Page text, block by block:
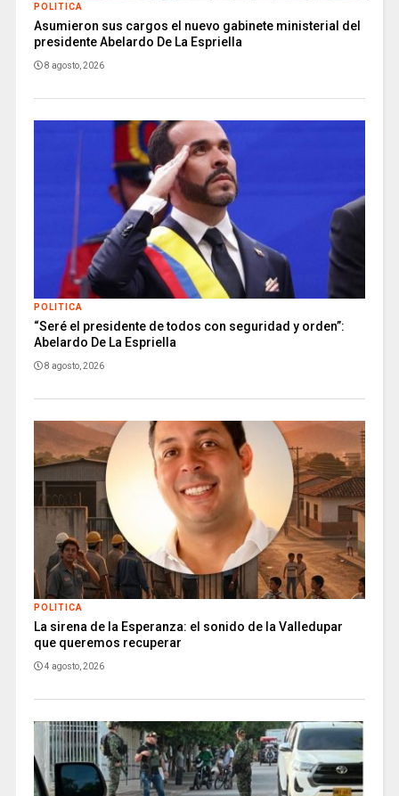
POLITICA
Asumieron sus cargos el nuevo gabinete ministerial del
presidente Abelardo De La Espriella
8 agosto, 2026
POLITICA
“Seré el presidente de todos con seguridad y orden”:
Abelardo De La Espriella
8 agosto, 2026
POLITICA
La sirena de la Esperanza: el sonido de la Valledupar
que queremos recuperar
4 agosto, 2026